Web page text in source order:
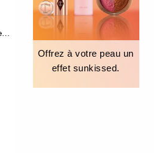
Baume à lèvres hydratant et repulpant
Offrez à votre peau un
effet sunkissed.